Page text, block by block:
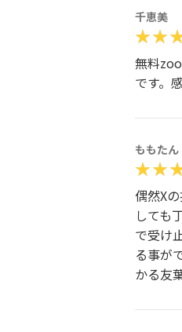
千恵美
無料
です。
ももたん
偶然X
しても
で受け
る事が
かる友